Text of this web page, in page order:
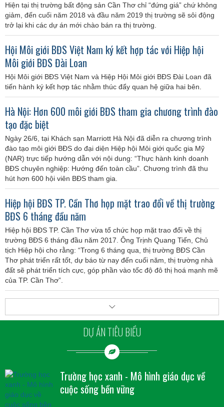
Hiện tại thị trường bất động sản Cần Thơ chỉ “đứng giá” chứ không
giảm, đến cuối năm 2018 và đầu năm 2019 thị trường sẽ sôi động
trở lại khi các dự án mới chào bán ra thị trường.
Hội Môi giới BĐS Việt Nam ký kết hợp tác với Hiệp hội
Môi giới BĐS Đài Loan
Hội Môi giới BĐS Việt Nam và Hiệp Hội Môi giới BĐS Đài Loan đã
tiến hành ký kết hợp tác nhằm thúc đẩy quan hệ giữa hai bên.
Hà Nội: Hơn 600 môi giới BĐS tham gia chương trình đào
tạo đặc biệt
Ngày 26/6, tại Khách sạn Marriott Hà Nội đã diễn ra chương trình
đào tạo môi giới BĐS do đại diện Hiệp hội Môi giới quốc gia Mỹ
(NAR) trực tiếp hướng dẫn với nội dung: “Thực hành kinh doanh
BĐS chuyên nghiệp: Hướng đến toàn cầu”. Chương trình đã thu
hút hơn 600 hội viên BĐS tham gia.
Hiệp hội BĐS TP. Cần Thơ họp mặt trao đổi về thị trường
BĐS 6 tháng đầu năm
Hiệp hội BĐS TP. Cần Thơ vừa tổ chức họp mặt trao đổi về thị
trường BĐS 6 tháng đầu năm 2017. Ông Trịnh Quang Tiến, Chủ
tịch Hiệp hội cho rằng: “Trong 6 tháng qua, thị trường BĐS Cần
Thơ phát triển rất tốt, dự báo từ nay đến cuối năm, thị trường nhà
đất sẽ phát triển tích cực, góp phần vào tốc độ đô thị hoá mạnh mẽ
của TP. Cần Thơ”.
DỰ ÁN TIÊU BIỂU
Trường học xanh - Mô hình giáo dục về
cuộc sống bền vững